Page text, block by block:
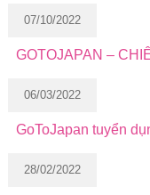
07/10/2022
GOTOJAPAN –
06/03/2022
GoToJapan tuyển
28/02/2022